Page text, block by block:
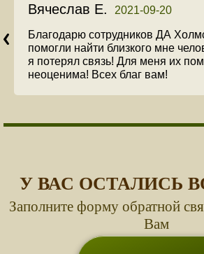
Вячеслав Е. 2021-09-20
Благодарю сотрудников ДА
помогли найти близкого мне
я потерял связь! Для меня их
неоценима! Всех благ вам!
У ВАС ОСТАЛИСЬ
Заполните форму обратной
Вам